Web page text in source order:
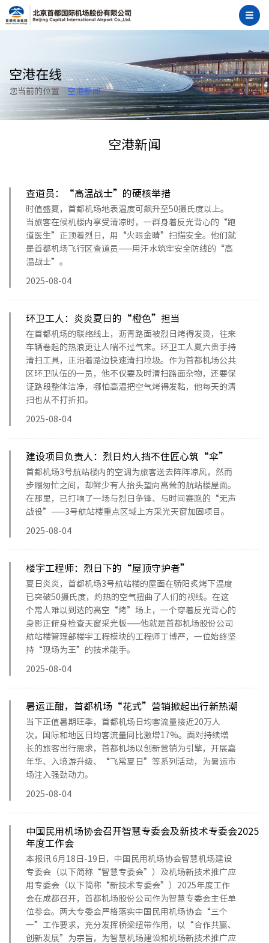
空港在线
您当前的位置 空港新闻
空港新闻
查道员：“高温战士”的硬核举措
时值盛夏，首都机场地表温度可飙升至50摄氏度以上。
当旅客在候机楼内享受清凉时，一群身着反光背心的“跑
道医生”正顶着烈日，用“火眼金睛”扫描安全。他们就
是首都机场飞行区查道员——用汗水筑牢安全防线的“高
温战士”。
2025-08-04
环卫工人：炎炎夏日的“橙色”担当
在首都机场的联络线上，沥青路面被烈日烤得发烫，往来
车辆卷起的热浪更让人喘不过气来。环卫工人夏六贵手持
清扫工具，正沿着路边快速清扫垃圾。作为首都机场公共
区环卫队伍的一员，他不仅要及时清扫路面杂物，还要保
证路段整体洁净，哪怕高温把空气烤得发黏，他每天的清
扫也从不打折扣。
2025-08-04
建设项目负责人：烈日灼人挡不住匠心筑“伞”
首都机场3号航站楼内的空调为旅客送去阵阵凉风，然而
步履匆忙之间，却鲜少有人抬头望向高耸的航站楼屋面。
在那里，已打响了一场与烈日争锋、与时间赛跑的“无声
战役”——3号航站楼重点区域上方采光天窗加固项目。
2025-08-04
楼宇工程师：烈日下的“屋顶守护者”
夏日炎炎，首都机场3号航站楼的屋面在骄阳炙烤下温度
已突破50摄氏度，灼热的空气扭曲了人们的视线。在这
个常人难以到达的高空“烤”场上，一个穿着反光背心的
身影正俯身检查天窗采光板——他就是首都机场股份公司
航站楼管理部楼宇工程模块的工程师丁博严，一位始终坚
持“现场为王”的技术能手。
2025-08-04
暑运正酣，首都机场“花式”营销掀起出行新热潮
当下正值暑期旺季，首都机场日均客流量接近20万人
次，国际和地区日均客流量同比激增17%。面对持续增
长的旅客出行需求，首都机场以创新营销为引擎，开展嘉
年华、入境游升级、“飞常夏日”等系列活动，为暑运市
场注入强劲动力。
2025-08-04
中国民用机场协会召开智慧专委会及新技术专委会2025
年度工作会
本报讯 6月18日-19日，中国民用机场协会智慧机场建设
专委会（以下简称“智慧专委会”）及机场新技术推广应
用专委会（以下简称“新技术专委会”）2025年度工作
会在成都召开，首都机场股份公司作为智慧专委会主任单
位参会。两大专委会严格落实中国民用机场协会“三个
一”工作要求，充分发挥桥梁纽带作用，以“合作共赢、
创新发展”为宗旨，为智慧机场建设和机场新技术推广应